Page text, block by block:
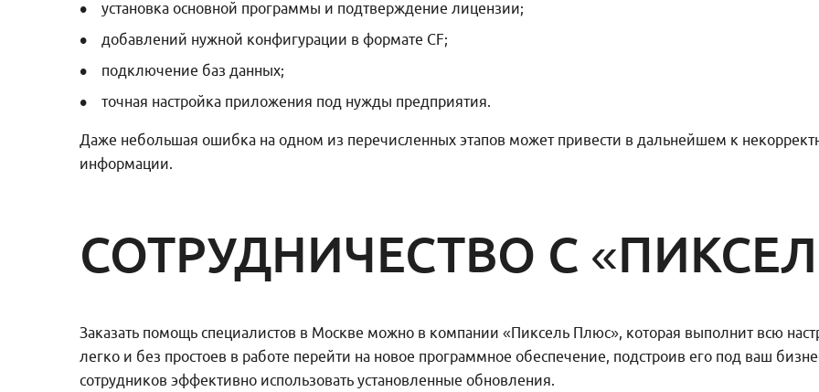
установка основной программы и подтверждение лицензии;
добавлений нужной конфигурации в формате CF;
подключение баз данных;
точная настройка приложения под нужды предприятия.
Даже небольшая ошибка на одном из перечисленных этапов может привести в дальнейшем к
информации.
СОТРУДНИЧЕСТВО С
Заказать помощь специалистов в Москве можно в компании «Пиксель Плюс», которая выполнит всю
легко и без простоев в работе перейти на новое программное обеспечение, подстроив его под ваш
сотрудников эффективно использовать установленные обновления.